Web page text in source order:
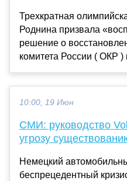
Трехкратная
Роднина призвала
решение о
комитета России ( ОКР )
10:00, 19 Июн
СМИ: руководство
угрозу
Немецкий
беспрецедентный